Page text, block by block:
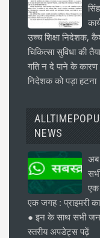
उच्च शिक्षा निदेशक,
चिकित्सा सुविधा की
गति न दे पाने के कारण
निदेशक को पड़ा हटना
NEWS
एक
एक जगह : प्राइमरी
● इन के साथ सभी
स्तरीय अपडेट्स पढ़ें